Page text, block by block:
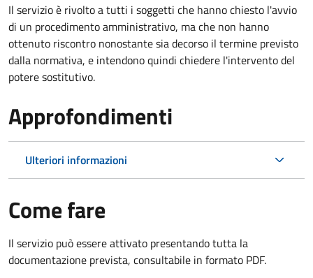
Il servizio è rivolto a tutti i soggetti che hanno chiesto l'avvio
di un procedimento amministrativo, ma che non hanno
ottenuto riscontro nonostante sia decorso il termine previsto
dalla normativa, e intendono quindi chiedere l'intervento del
potere sostitutivo.
Approfondimenti
Ulteriori informazioni
Come fare
Il servizio può essere attivato presentando tutta la
documentazione prevista, consultabile in formato PDF.